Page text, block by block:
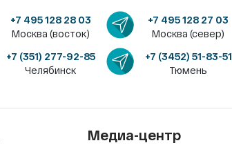
+7 495 128 28 03
Москва (восток)
+7 495 128 27 03
Москва (север)
+7 (351) 277-92-85
Челябинск
+7 (3452) 51-83-51
Тюмень
Медиа-центр